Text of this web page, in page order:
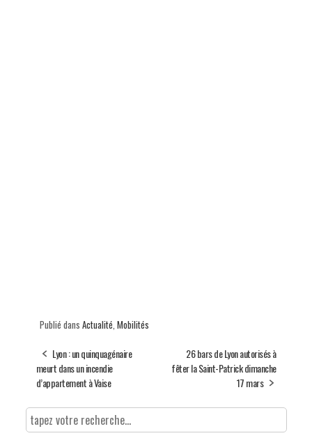
Publié dans Actualité, Mobilités
Lyon : un quinquagénaire
meurt dans un incendie
d’appartement à Vaise
26 bars de Lyon autorisés à
fêter la Saint-Patrick dimanche
17 mars